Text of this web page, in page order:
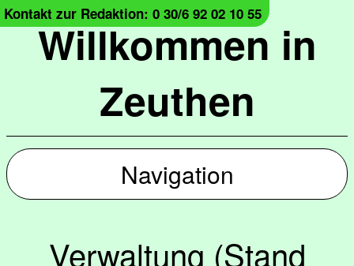
Willkommen in
Zeuthen
Kontakt zur Redaktion: 0 30/6 92 02 10 55
Navigation
Verwaltung (Stand